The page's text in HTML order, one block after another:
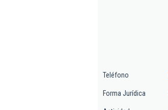
Teléfono
Forma Jurídica